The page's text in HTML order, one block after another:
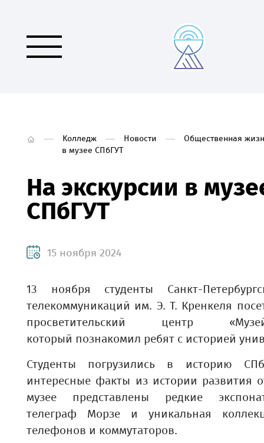
Колледж Новости
Общественная
в музее СПбГУТ
На экскурсии в
СПбГУТ
15 ноября 2024
13 ноября студенты Санкт-
телекоммуникаций им. Э. Т. Кренкеля
просветительский центр
который познакомил ребят с историей
Студенты погрузились в историю
интересные факты из истории развития
музее представлены редкие
телеграф Морзе и уникальная
телефонов и коммутаторов.